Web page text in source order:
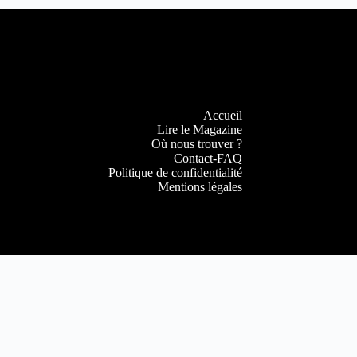
Accueil
Lire le Magazine
Où nous trouver ?
Contact-FAQ
Politique de confidentialité
Mentions légales